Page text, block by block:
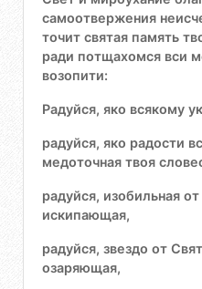
самоотвержения
точит святая память
ради потщахомся вси
возопити:
Радуйся, яко всякому
радуйся, яко радости
медоточная твоя
радуйся, изобильная
искипающая,
радуйся, звездо от
озаряющая,